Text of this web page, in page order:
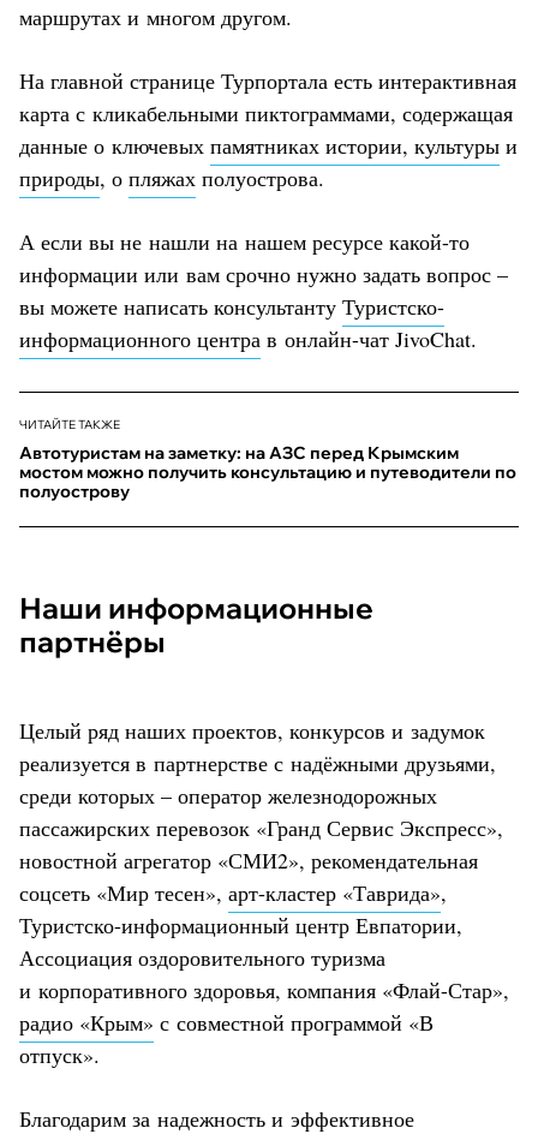
маршрутах и многом другом.
На главной странице Турпортала есть интерактивная
карта с кликабельными пиктограммами, содержащая
данные о ключевых памятниках истории, культуры и
природы, о пляжах полуострова.
А если вы не нашли на нашем ресурсе какой-то
информации или вам срочно нужно задать вопрос –
вы можете написать консультанту Туристско-
информационного центра в онлайн-чат JivoChat.
ЧИТАЙТЕ ТАКЖЕ
Автотуристам на заметку: на АЗС перед Крымским
мостом можно получить консультацию и путеводители по
полуострову
Наши информационные
партнёры
Целый ряд наших проектов, конкурсов и задумок
реализуется в партнерстве с надёжными друзьями,
среди которых – оператор железнодорожных
пассажирских перевозок «Гранд Сервис Экспресс»,
новостной агрегатор «СМИ2», рекомендательная
соцсеть «Мир тесен», арт-кластер «Таврида»,
Туристско-информационный центр Евпатории,
Ассоциация оздоровительного туризма
и корпоративного здоровья, компания «Флай-Стар»,
радио «Крым» с совместной программой «В
отпуск».
Благодарим за надежность и эффективное